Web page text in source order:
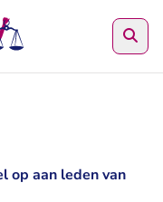
op aan leden van